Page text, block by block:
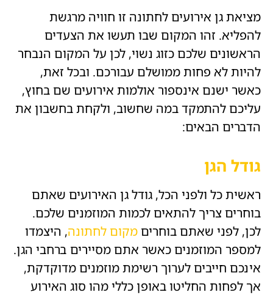
מציאת גן אירועים לחתונה זו חוויה מרגשת
להפליא. זהו המקום שבו תעשו את הצעדים
הראשונים שלכם כזוג נשוי, לכן על המקום הנבחר
להיות לא פחות ממושלם עבורכם. ובכל זאת,
כאשר ישנם אינספור אולמות אירועים שם בחוץ,
עליכם להתמקד במה שחשוב, ולקחת בחשבון את
הדברים הבאים:
גודל הגן
ראשית כל ולפני הכל, גודל גן האירועים שאתם
בוחרים צריך להתאים לכמות המוזמנים שלכם.
לכן, לפני שאתם בוחרים מקום לחתונה, היצמדו
למספר המוזמנים כאשר אתם מסיירים ברחבי הגן.
אינכם חייבים לערוך רשימת מוזמנים מדוקדקת,
אך לפחות החליטו באופן כללי מהו סוג האירוע